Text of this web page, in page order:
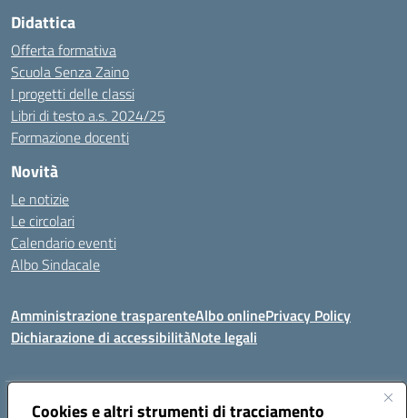
Cookies e altri strumenti di tracciamento
Didattica
Offerta formativa
Scuola Senza Zaino
I progetti delle classi
Libri di testo a.s. 2024/25
Formazione docenti
Novità
Le notizie
Le circolari
Calendario eventi
Albo Sindacale
Amministrazione trasparenteAlbo onlinePrivacy Policy
Dichiarazione di accessibilitàNote legali
Indirizzo:Via Felice Cavallotti, 15 -84020 - Oliveto Citra